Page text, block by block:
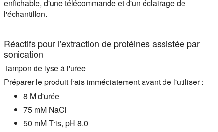
enfichable, d'une télécommande et d'un éclairage de
l'échantillon.
Réactifs pour l'extraction de protéines assistée par
sonication
Tampon de lyse à l'urée
Préparer le produit frais immédiatement avant de l'utiliser :
8 M d'urée
75 mM NaCl
50 mM Tris, pH 8.0